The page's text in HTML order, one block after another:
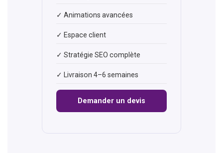
✓ Animations avancées
✓ Espace client
✓ Stratégie SEO complète
✓ Livraison 4–6 semaines
Demander un devis